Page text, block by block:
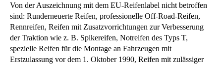
Von der Auszeichnung mit dem EU-Reifenlabel nicht betroffen
sind: Runderneuerte Reifen, professionelle Off-Road-Reifen,
Rennreifen, Reifen mit Zusatzvorrichtungen zur Verbesserung
der Traktion wie z. B. Spikereifen, Notreifen des Typs T,
spezielle Reifen für die Montage an Fahrzeugen mit
Erstzulassung vor dem 1. Oktober 1990, Reifen mit zulässiger